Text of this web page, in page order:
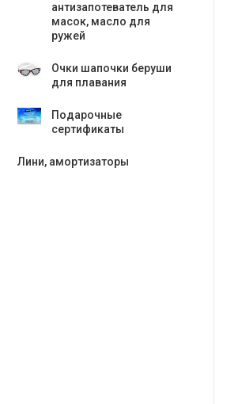
антизапотеватель для
масок, масло для
ружей
Очки шапочки беруши
для плавания
Подарочные
сертификаты
Лини, амортизаторы